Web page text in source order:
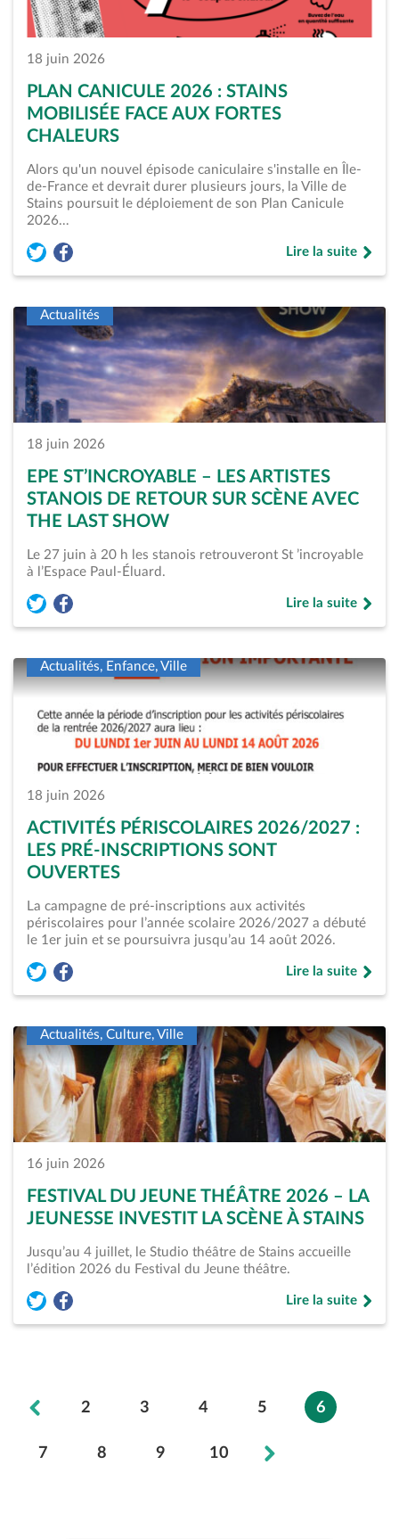
18 juin 2026
PLAN CANICULE 2026 : STAINS
MOBILISÉE FACE AUX FORTES
CHALEURS
Alors qu'un nouvel épisode caniculaire s'installe en Île-
de-France et devrait durer plusieurs jours, la Ville de
Stains poursuit le déploiement de son Plan Canicule
2026…
Partager l'article « Plan Canicule 2026 : Stains mobilisée
Partager l'article « Plan Canicule 2026 : Stains
Lire la suite
de « Plan
Actualités
18 juin 2026
EPE ST’INCROYABLE – LES ARTISTES
STANOIS DE RETOUR SUR SCÈNE AVEC
THE LAST SHOW
Le 27 juin à 20 h les stanois retrouveront St ’incroyable
à l’Espace Paul-Éluard.
Partager l'article « EPE St’incroyable &#8211; Les artistes
Partager l'article « EPE St’incroyable &#8211; Les
Lire la suite
de « EPE
Actualités, Enfance, Ville
18 juin 2026
ACTIVITÉS PÉRISCOLAIRES 2026/2027 :
LES PRÉ-INSCRIPTIONS SONT
OUVERTES
La campagne de pré-inscriptions aux activités
périscolaires pour l’année scolaire 2026/2027 a débuté
le 1er juin et se poursuivra jusqu’au 14 août 2026.
Partager l'article « Activités périscolaires 2026/2027 : les
Partager l'article « Activités périscolaires 2026/2027 :
Lire la suite
de « Activités
Actualités, Culture, Ville
16 juin 2026
FESTIVAL DU JEUNE THÉÂTRE 2026 – LA
JEUNESSE INVESTIT LA SCÈNE À STAINS
Jusqu’au 4 juillet, le Studio théâtre de Stains accueille
l’édition 2026 du Festival du Jeune théâtre.
Partager l'article « Festival du Jeune Théâtre 2026
Partager l'article « Festival du Jeune Théâtre 2026
Lire la suite
de « Festival du
2 3 4 5 6
7 8 9 10